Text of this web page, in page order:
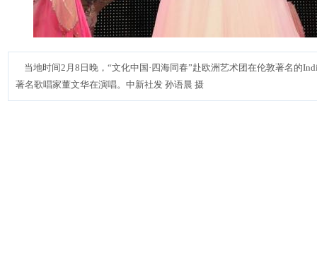
当地时间2月8日晚，“文化中国·四海同春”赴欧洲艺术团在伦敦著名的
著名歌唱家董文华在演唱。中新社发 孙语晨 摄